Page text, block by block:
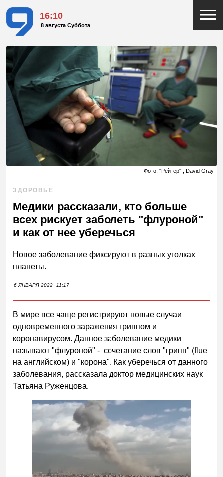
16:10
8 августа Суббота
Фото: "Рейтер" , David Gray
ЗДОРОВЬЕ
Медики рассказали, кто больше
всех рискует заболеть "флуроной"
и как от нее уберечься
Новое заболевание фиксируют в разных уголках
планеты.
6 ЯНВАРЯ 2022 11:17
В мире все чаще регистрируют новые случаи
одновременного заражения гриппом и
коронавирусом. Данное заболевание медики
называют "флуроной" - сочетание слов "грипп" (flue
на английском) и "корона". Как уберечься от данного
заболевания, рассказала доктор медицинских наук
Татьяна Руженцова.